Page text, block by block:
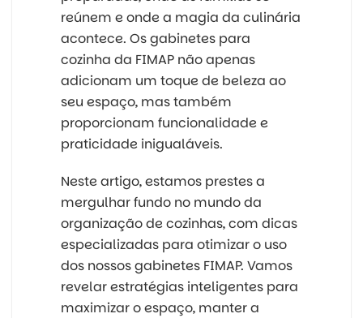
reúnem e onde a magia da culinária
acontece. Os gabinetes para
cozinha da FIMAP não apenas
adicionam um toque de beleza ao
seu espaço, mas também
proporcionam funcionalidade e
praticidade inigualáveis.
Neste artigo, estamos prestes a
mergulhar fundo no mundo da
organização de cozinhas, com dicas
especializadas para otimizar o uso
dos nossos gabinetes FIMAP. Vamos
revelar estratégias inteligentes para
maximizar o espaço, manter a